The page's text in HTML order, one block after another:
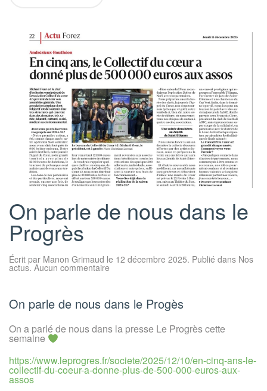
On parle de nous dans le
Progrès
Écrit par Manon Grimaud le 12 décembre 2025. Publié dans Nos
actus. Aucun commentaire
nous
dans
Progrès
On parle de nous dans le Progès
On a parlé de nous dans la presse Le Progrès cette
semaine
https://www.leprogres.fr/societe/2025/12/10/en-cinq-ans-le-
collectif-du-coeur-a-donne-plus-de-500-000-euros-aux-
assos